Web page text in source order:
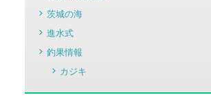
茨城の海
進水式
釣果情報
カジキ